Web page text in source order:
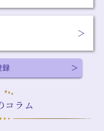
録
コラム